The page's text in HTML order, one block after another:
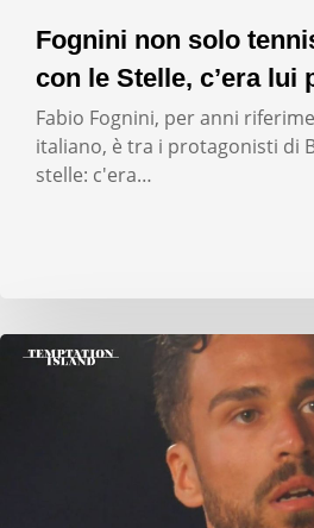
Fognini non solo
con le Stelle, c’era lui
Fabio Fognini, per anni
italiano, è tra i protagonisti di
stelle: c'era…